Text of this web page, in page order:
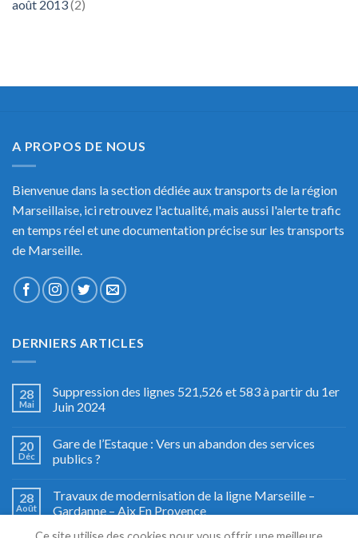
août 2013(2)
A PROPOS DE NOUS
Bienvenue dans la section dédiée aux transports de la région
Marseillaise, ici retrouvez l'actualité, mais aussi l'alerte trafic
en temps réel et une documentation précise sur les transports
de Marseille.
DERNIERS ARTICLES
28
Mai
Suppression des lignes 521,526 et 583 à partir du 1er
Juin 2024
20
Déc
Gare de l’Estaque : Vers un abandon des services
publics ?
28
Août
Travaux de modernisation de la ligne Marseille –
Gardanne – Aix En Provence